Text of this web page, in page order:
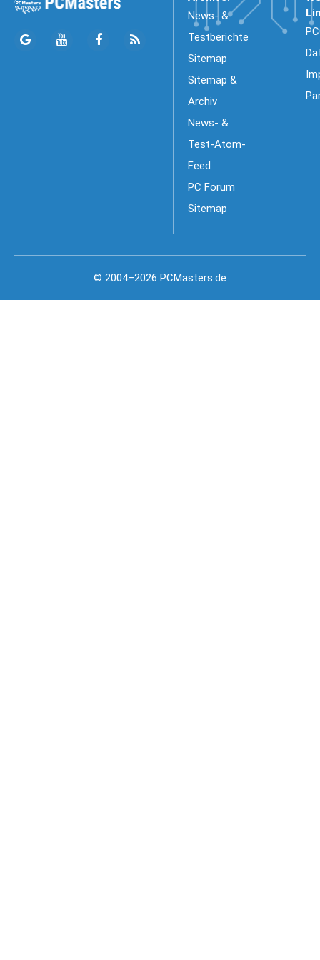
News- &
Testberichte
Sitemap
Sitemap &
Archiv
News- &
Test-Atom-
Feed
PC Forum
Sitemap
© 2004–2026 PCMasters.de